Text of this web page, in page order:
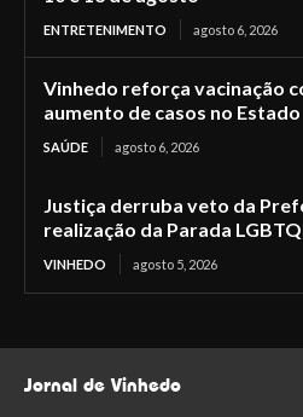
ENTRETENIMENTO agosto 6, 2026
Vinhedo reforça vacinação
aumento de casos no Estado
SAÚDE agosto 6, 2026
Justiça derruba veto da
realização da Parada
VINHEDO agosto 5, 2026
Jornal de Vinhedo